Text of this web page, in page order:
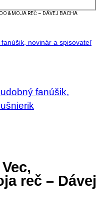
& MOJA REČ – DÁVEJ BACHA
fanúšik,
reč – Dávej